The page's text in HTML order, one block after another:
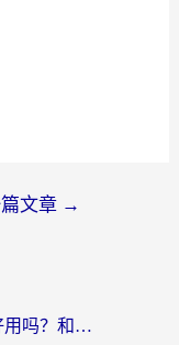
文章 →
海外党必看：快帆TV版VPN好用吗？和快游VPN对比哪个回国效果更好？附实用避坑指南